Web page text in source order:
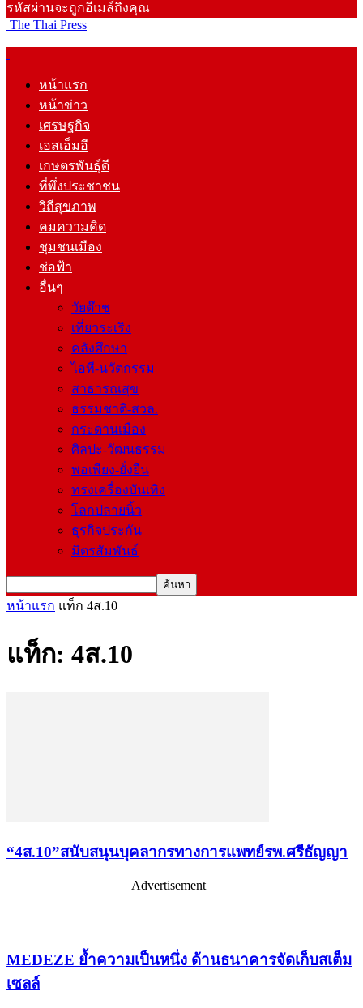
รหัสผ่านจะถูกอีเมล์ถึงคุณ
The Thai Press
หน้าแรก
หน้าข่าว
เศรษฐกิจ
เอสเอ็มอี
เกษตรพันธุ์ดี
ที่พึ่งประชาชน
วิถีสุขภาพ
คมความคิด
ชุมชนเมือง
ช่อฟ้า
อื่นๆ
วัยต๊าช
เที่ยวระเริง
คลังศึกษา
ไอที-นวัตกรรม
สาธารณสุข
ธรรมชาติ-สวล.
กระดานเมือง
ศิลปะ-วัฒนธรรม
พอเพียง-ยั่งยืน
ทรงเครื่องบันเทิง
โลกปลายนิ้ว
ธุรกิจประกัน
มิตรสัมพันธ์
หน้าแรก แท็ก 4ส.10
แท็ก: 4ส.10
“4ส.10”สนับสนุนบุคลากรทางการแพทย์รพ.ศรีธัญญา
Advertisement
MEDEZE ย้ำความเป็นหนึ่ง ด้านธนาคารจัดเก็บสเต็ม
เซลล์